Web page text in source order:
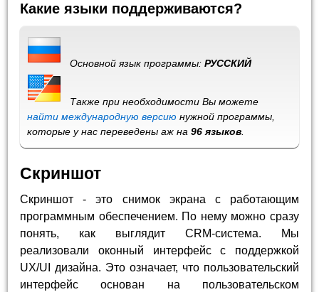
Какие языки поддерживаются?
Основной язык программы:РУССКИЙ
Также при необходимости Вы можете
найти международную версию нужной программы,
которые у нас переведены аж на96 языков
Скриншот
Скриншот - это снимок экрана с работающим
программным обеспечением. По нему можно сразу
понять, как выглядит CRM-система. Мы
реализовали оконный интерфейс с поддержкой
UX/UI дизайна. Это означает, что пользовательский
интерфейс основан на пользовательском